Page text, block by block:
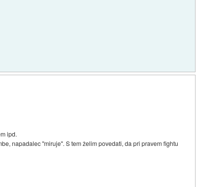
ipd.
napadalec "miruje". S tem želim povedati, da pri pravem fightu